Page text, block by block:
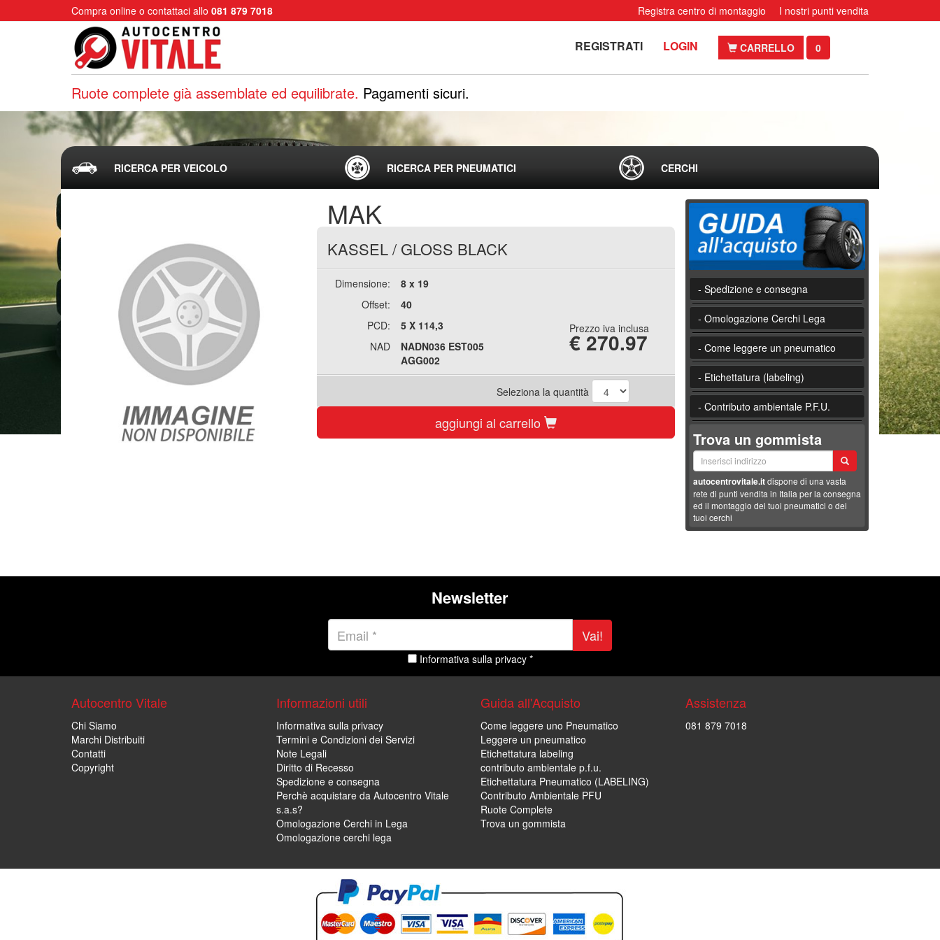
Compra online o contattaci allo 081 879 7018 Registra centro di montaggio I nostri punti vendita
REGISTRATI LOGIN CARRELLO 0
Ruote complete già assemblate ed equilibrate. Pagamenti sicuri.
RICERCA PER VEICOLO RICERCA PER PNEUMATICI CERCHI
MAK
KASSEL/ GLOSS BLACK
Dimensione:
8 x 19
Offset:
40
PCD:
5 X 114,3
NAD
NADN036 EST005
AGG002
Prezzo iva inclusa
€ 270.97
Seleziona la quantità
aggiungi al carrello
- Spedizione e consegna
- Omologazione Cerchi Lega
- Come leggere un pneumatico
- Etichettatura (labeling)
- Contributo ambientale P.F.U.
Trova un gommista
autocentrovitale.itdispone di una vasta
rete di punti vendita in Italia per la consegna
ed il montaggio dei tuoi pneumatici o dei
tuoi cerchi
Newsletter
Vai!
Informativa sulla privacy *
Autocentro Vitale
Chi Siamo
Marchi Distribuiti
Contatti
Copyright
Informazioni utili
Informativa sulla privacy
Termini e Condizioni dei Servizi
Note Legali
Diritto di Recesso
Spedizione e consegna
Perchè acquistare da Autocentro Vitale
s.a.s?
Omologazione Cerchi in Lega
Omologazione cerchi lega
Guida all'Acquisto
Come leggere uno Pneumatico
Leggere un pneumatico
Etichettatura labeling
contributo ambientale p.f.u.
Etichettatura Pneumatico (LABELING)
Contributo Ambientale PFU
Ruote Complete
Trova un gommista
Assistenza
081 879 7018